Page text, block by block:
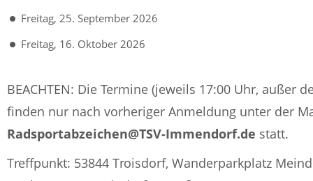
Freitag, 25. September 2026
Freitag, 16. Oktober 2026
BEACHTEN: Die Termine (jeweils 17:00 Uhr, außer
finden nur nach vorheriger Anmeldung unter der
Radsportabzeichen@TSV-Immendorf.de statt.
Treffpunkt: 53844 Troisdorf, Wanderparkplatz